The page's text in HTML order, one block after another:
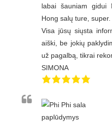
labai šauniam gidui
Hong salų ture, super.
Visa jūsų siųsta
aiški, be jokių
už pagalbą, tikrai
SIMONA